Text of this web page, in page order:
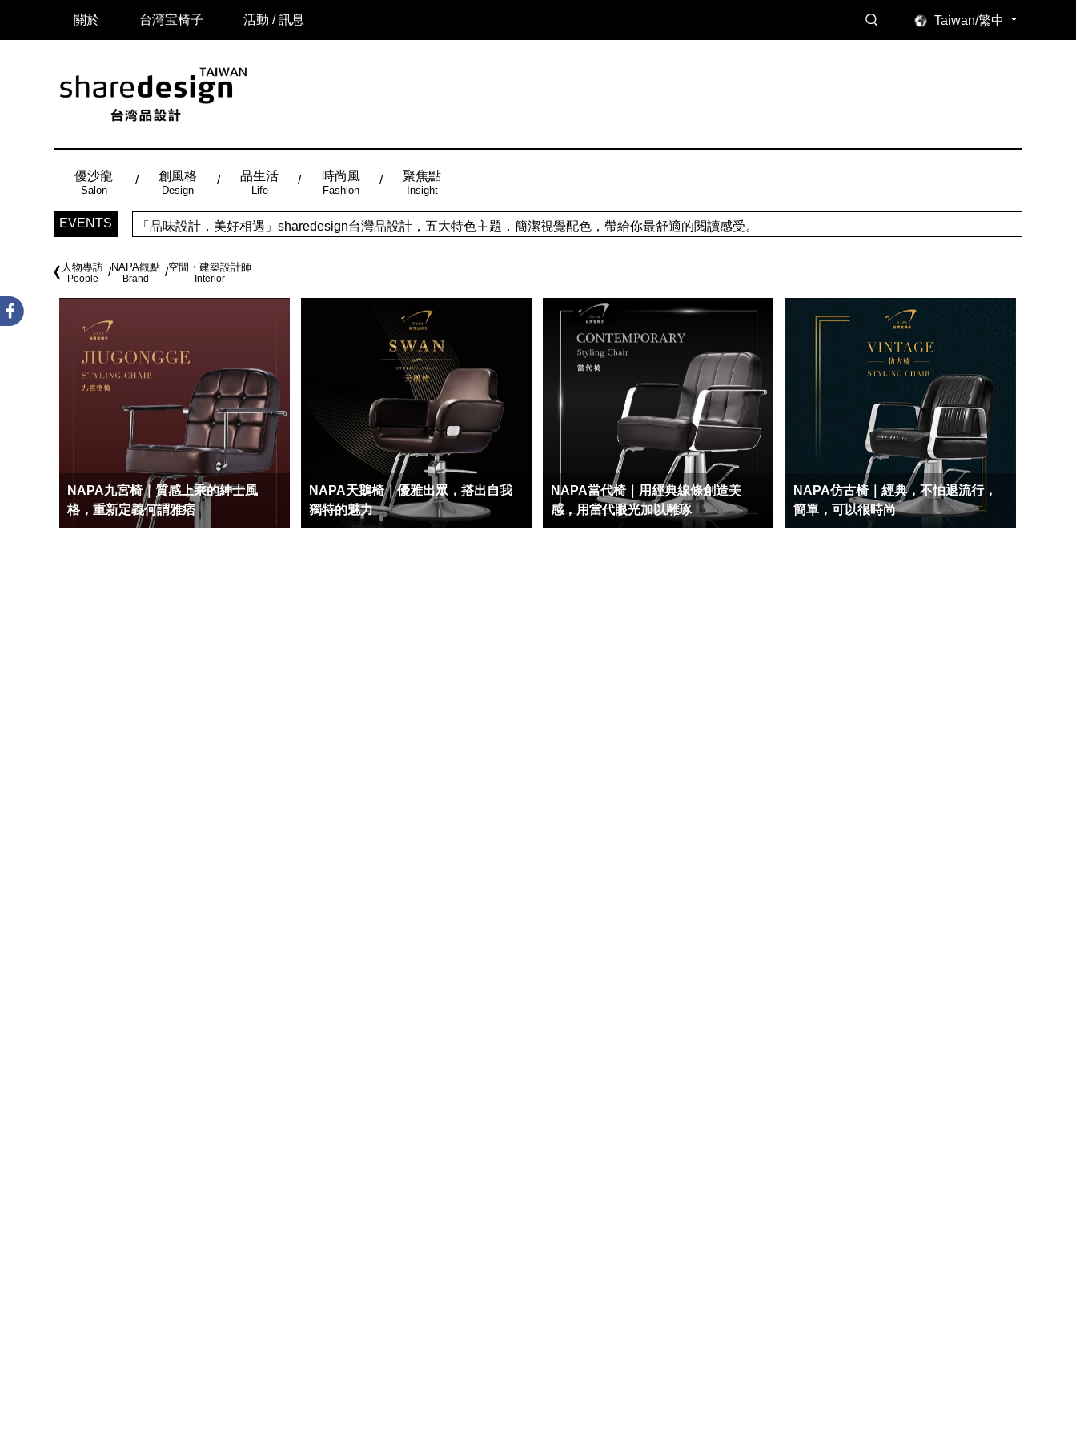
Taiwan/繁中
關於 台湾宝椅子 活動 / 訊息
優沙龍
Salon
創風格
Design
品生活
Life
時尚風
Fashion
聚焦點
Insight
EVENTS 「品味設計，美好相遇」sharedesign台灣品設計，五大特色主題，簡潔視覺配色，帶給你最舒適的閱讀感受。
人物專訪
People
NAPA觀點
Brand
空間・建築設計師
Interior
NAPA九宮椅｜質感上乘的紳士風
格，重新定義何謂雅痞
NAPA天鵝椅｜優雅出眾，搭出自我
獨特的魅力
NAPA當代椅｜用經典線條創造美
感，用當代眼光加以雕琢
NAPA仿古椅｜經典，不怕退流行，
簡單，可以很時尚